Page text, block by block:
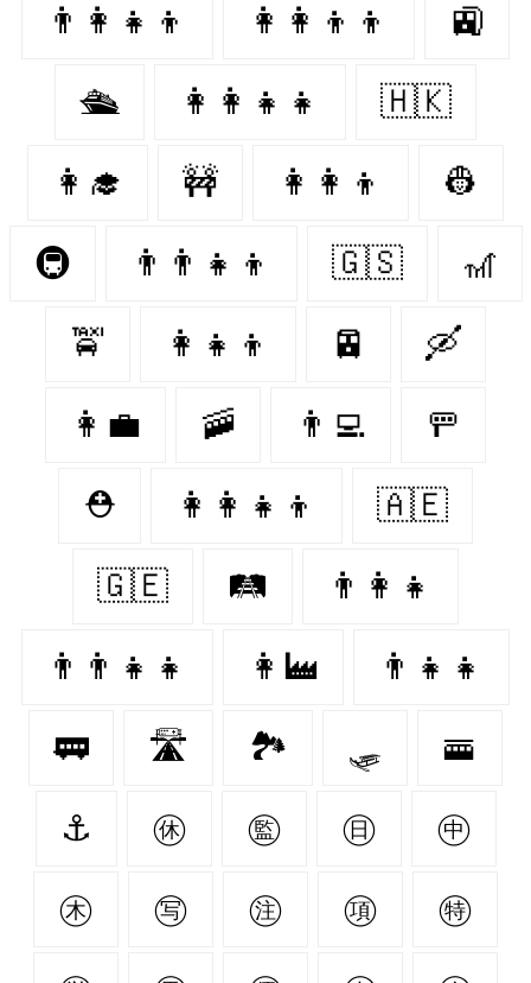
👨‍👩‍👧‍👦 👩‍👩‍👦‍👦 🚉
🛳 👩‍👩‍👧‍👧 🇭🇰
👩‍🎓 🚧 👩‍👩‍👦 👷‍
🚇 👨‍👨‍👧‍👦 🇬🇸 🎢
🚖 👩‍👧‍👦 🚈 🛶
👩‍💼 🚠 👨‍💻 🚥
⛑ 👩‍👩‍👧‍👦 🇦🇪
🇬🇪 🛤 👨‍👩‍👧
👨‍👨‍👧‍👧 👩‍🏭 👨‍👧‍👧
🚃 🛣 🏞 🛷 🚟
⚓️ ㊡ ㊬ ㊐ ㊥
㊍ ㊢ ㊟ ㊠ ㊕